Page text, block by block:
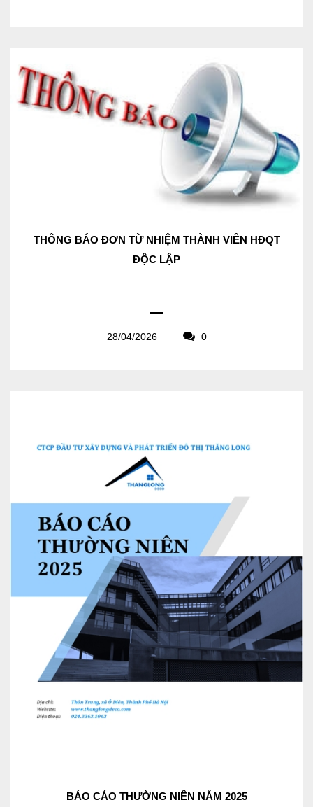
THÔNG BÁO ĐƠN TỪ NHIỆM THÀNH VIÊN HĐQT
ĐỘC LẬP
28/04/2026 0
BÁO CÁO THƯỜNG NIÊN NĂM 2025